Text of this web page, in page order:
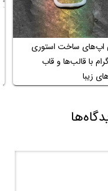
اپ‌های ساخت استوری
با قالب‌ها و قاب
زیبا